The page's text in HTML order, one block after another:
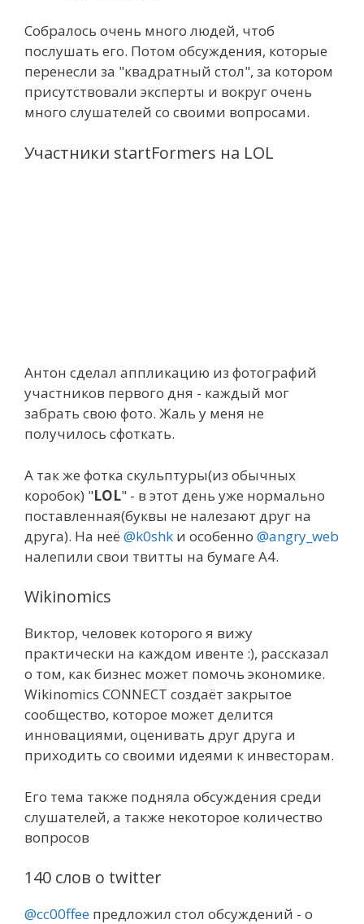
Собралось очень много людей, чтоб
послушать его. Потом обсуждения, которые
перенесли за "квадратный стол", за котором
присутствовали эксперты и вокруг очень
много слушателей со своими вопросами.
Участники startFormers на LOL
Антон сделал аппликацию из фотографий
участников первого дня - каждый мог
забрать свою фото. Жаль у меня не
получилось сфоткать.
А так же фотка скульптуры(из обычных
коробок) "LOL" - в этот день уже нормально
поставленная(буквы не налезают друг на
друга). На неё @k0shk и особенно @angry_web
налепили свои твитты на бумаге А4.
Wikinomics
Виктор, человек которого я вижу
практически на каждом ивенте :), рассказал
о том, как бизнес может помочь экономике.
Wikinomics CONNECT создаёт закрытое
сообщество, которое может делится
инновациями, оценивать друг друга и
приходить со своими идеями к инвесторам.
Его тема также подняла обсуждения среди
слушателей, а также некоторое количество
вопросов
140 слов о twitter
@cc00ffee предложил стол обсуждений - о